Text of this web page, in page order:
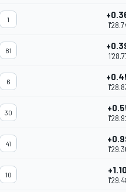
1
81
6
30
41
10